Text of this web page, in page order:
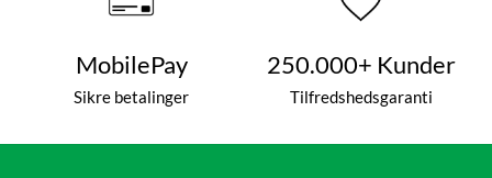
MobilePay
Sikre betalinger
250.000+ Kunder
Tilfredshedsgaranti